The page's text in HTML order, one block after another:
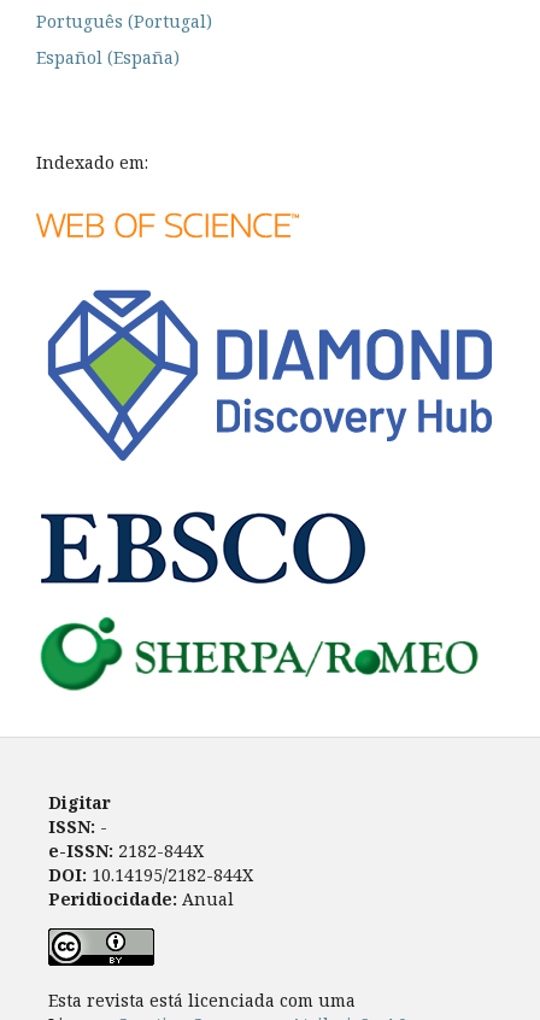
Português (Portugal)
Español (España)
Indexado em:
Digitar
ISSN: -
e-ISSN: 2182-844X
DOI: 10.14195/2182-844X
Peridiocidade: Anual
Esta revista está licenciada com uma